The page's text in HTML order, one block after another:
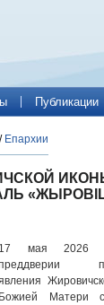
Публикации
/ Епархии
17 мая 2026
Божией Матери